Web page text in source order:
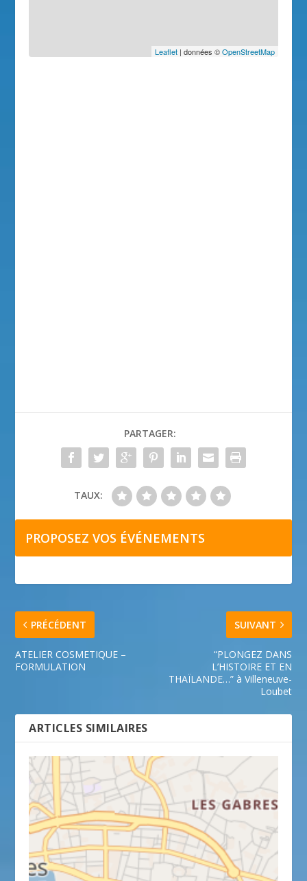
Leaflet| données ©OpenStreetMap
PARTAGER:
TAUX:
PROPOSEZ VOS ÉVÉNEMENTS
PRÉCÉDENT
ATELIER COSMETIQUE –
FORMULATION
SUIVANT
“PLONGEZ DANS
L’HISTOIRE ET EN
THAÏLANDE…” à Villeneuve-
Loubet
ARTICLES SIMILAIRES